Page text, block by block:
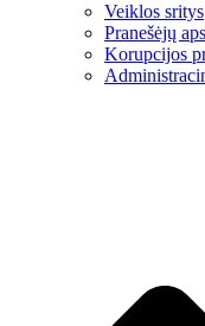
Veiklos sritys
Pranešėjų
Korupcijos